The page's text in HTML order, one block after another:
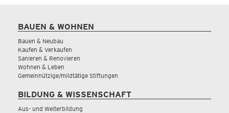
BAUEN & WOHNEN
Bauen & Neubau
Kaufen & Verkaufen
Sanieren & Renovieren
Wohnen & Leben
Gemeinnützige/mildtätige Stiftungen
BILDUNG & WISSENSCHAFT
Aus- und Weiterbildung